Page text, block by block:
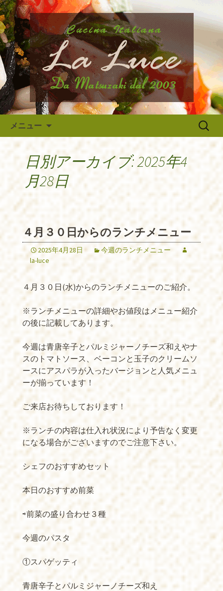
府中のイタリア料理『ラ・ルー
チェ』の最新情報
府中市、国分寺、調布などから近いイ
タリア料理『ラ・ルーチェ』のブログ
です。旬の食材の入荷情報や、新メニ
ュー・限定メニューなどの最新情報、
アルバイトさんや調理スタッフの求人
情報まで幅広く当店の情報をお届けい
たします。
メニュー
検
日別アーカイブ: 2025年4
月28日
４月３０日からのランチメニュー
2025年4月28日
今週のランチメニュー
la-luce
４月３０日(水)からのランチメニューのご紹介。
※ランチメニューの詳細やお値段はメニュー紹介
の後に記載してあります。
今週は青唐辛子とパルミジャーノチーズ和えやナ
スのトマトソース、ベーコンと玉子のクリームソ
ースにアスパラが入ったバージョンと人気メニュ
ーが揃っています！
ご来店お待ちしております！
※ランチの内容は仕入れ状況により予告なく変更
になる場合がございますのでご注意下さい。
シェフのおすすめセット
本日のおすすめ前菜
⇨前菜の盛り合わせ３種
今週のパスタ
①スパゲッティ
青唐辛子とパルミジャーノチーズ和え